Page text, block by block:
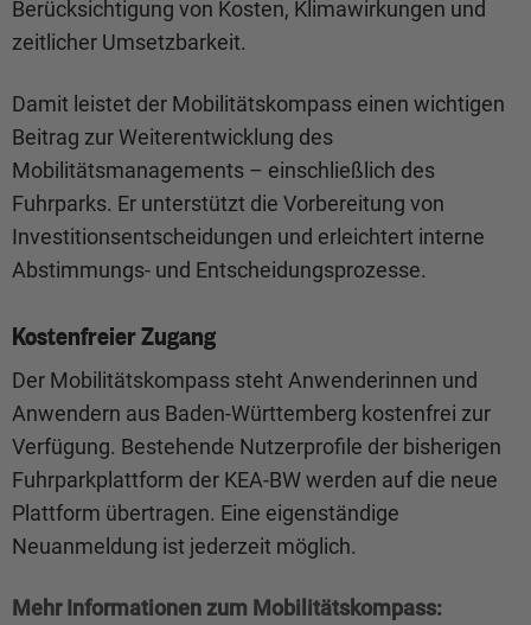
Berücksichtigung von Kosten, Klimawirkungen und
zeitlicher Umsetzbarkeit.
Damit leistet der Mobilitätskompass einen wichtigen
Beitrag zur Weiterentwicklung des
Mobilitätsmanagements – einschließlich des
Fuhrparks. Er unterstützt die Vorbereitung von
Investitionsentscheidungen und erleichtert interne
Abstimmungs- und Entscheidungsprozesse.
Kostenfreier Zugang
Der Mobilitätskompass steht Anwenderinnen und
Anwendern aus Baden-Württemberg kostenfrei zur
Verfügung. Bestehende Nutzerprofile der bisherigen
Fuhrparkplattform der KEA-BW werden auf die neue
Plattform übertragen. Eine eigenständige
Neuanmeldung ist jederzeit möglich.
Mehr Informationen zum Mobilitätskompass: